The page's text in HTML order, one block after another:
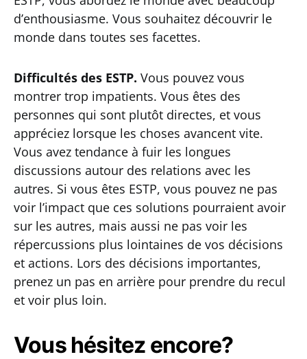
d’enthousiasme. Vous souhaitez découvrir le
monde dans toutes ses facettes.
Difficultés des ESTP. Vous pouvez vous
montrer trop impatients. Vous êtes des
personnes qui sont plutôt directes, et vous
appréciez lorsque les choses avancent vite.
Vous avez tendance à fuir les longues
discussions autour des relations avec les
autres. Si vous êtes ESTP, vous pouvez ne pas
voir l’impact que ces solutions pourraient avoir
sur les autres, mais aussi ne pas voir les
répercussions plus lointaines de vos décisions
et actions. Lors des décisions importantes,
prenez un pas en arrière pour prendre du recul
et voir plus loin.
Vous hésitez encore?